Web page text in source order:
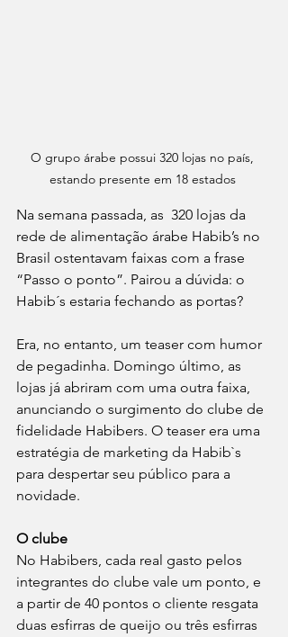
O grupo árabe possui 320 lojas no país,
estando presente em 18 estados
Na semana passada, as  320 lojas da
rede de alimentação árabe Habib’s no
Brasil ostentavam faixas com a frase
“Passo o ponto”. Pairou a dúvida: o
Habib´s estaria fechando as portas?
Era, no entanto, um teaser com humor
de pegadinha. Domingo último, as
lojas já abriram com uma outra faixa,
anunciando o surgimento do clube de
fidelidade Habibers. O teaser era uma
estratégia de marketing da Habib`s
para despertar seu público para a
novidade.
O clube
No Habibers, cada real gasto pelos
integrantes do clube vale um ponto, e
a partir de 40 pontos o cliente resgata
duas esfirras de queijo ou três esfirras